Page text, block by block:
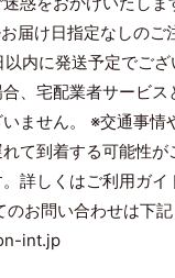
届け日指定なしのご
内に発送予定でご
、宅配業者サービス
ません。 ※交通事情
て到着する可能性が
詳しくはご利用ガイ
のお問い合わせは下
int.jp